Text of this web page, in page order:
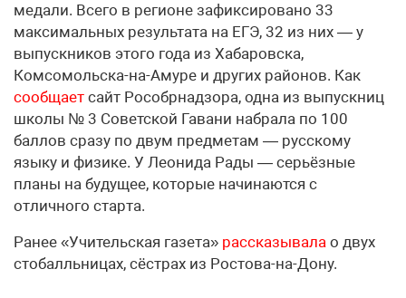
медали. Всего в регионе зафиксировано 33
максимальных результата на ЕГЭ, 32 из них — у
выпускников этого года из Хабаровска,
Комсомольска-на-Амуре и других районов. Как
сообщает сайт Рособрнадзора, одна из выпускниц
школы № 3 Советской Гавани набрала по 100
баллов сразу по двум предметам — русскому
языку и физике. У Леонида Рады — серьёзные
планы на будущее, которые начинаются с
отличного старта.
Ранее «Учительская газета» рассказывала о двух
стобалльницах, сёстрах из Ростова-на-Дону.